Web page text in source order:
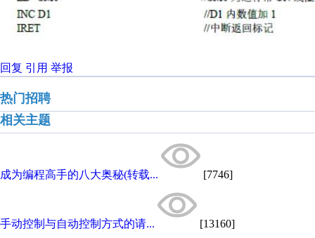
回复 引用 举报
热门招聘
相关主题
成为编程高手的八大奥秘(转载... [7746]
手动控制与自动控制方式的请... [13160]